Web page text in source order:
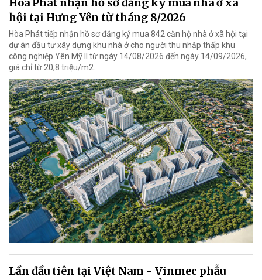
hội tại Hưng Yên từ tháng 8/2026
Hòa Phát tiếp nhận hồ sơ đăng ký mua 842 căn hộ nhà ở xã hội tại
dự án đầu tư xây dựng khu nhà ở cho người thu nhập thấp khu
công nghiệp Yên Mỹ II từ ngày 14/08/2026 đến ngày 14/09/2026,
giá chỉ từ 20,8 triệu/m2.
Lần đầu tiên tại Việt Nam - Vinmec phẫu